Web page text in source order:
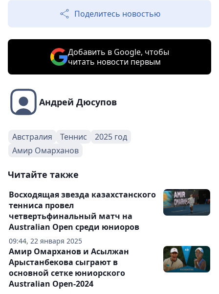
Поделитесь новостью
Добавить в Google, чтобы
читать новости первым
Андрей Дюсупов
Австралия Теннис
2025 год
Амир Омарханов
Читайте также
09:44, 22 января 2025
Восходящая звезда казахстанского
тенниса провел
четвертьфинальный матч на
Australian Open среди юниоров
Амир Омарханов и Асылжан
Арыстанбекова сыграют в
основной сетке юниорского
Australian Open-2024